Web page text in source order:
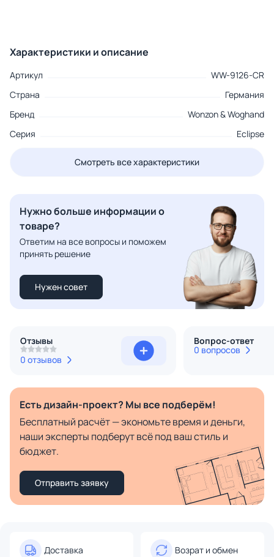
Характеристики и описание
Артикул
WW-9126-CR
Страна
Германия
Бренд
Wonzon & Woghand
Серия
Eclipse
Смотреть все характеристики
Нужно больше информации о
товаре?
Ответим на все вопросы и поможем
принять решение
Нужен совет
Отзывы
0 отзывов
Вопрос-ответ
0 вопросов
Есть дизайн-проект? Мы все подберём!
Бесплатный расчёт — экономьте время и деньги,
наши эксперты подберут всё под ваш стиль и
бюджет.
Отправить заявку
Доставка Возрат и обмен